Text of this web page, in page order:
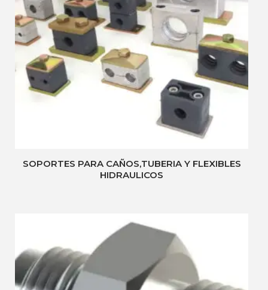
SOPORTES PARA CAÑOS,TUBERIA Y FLEXIBLES
HIDRAULICOS